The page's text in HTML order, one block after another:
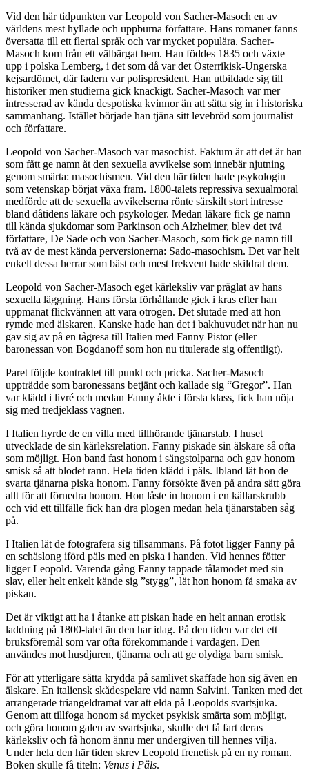
Vid den här tidpunkten var Leopold von Sacher-Masoch en av
världens mest hyllade och uppburna författare. Hans romaner fanns
översatta till ett flertal språk och var mycket populära. Sacher-
Masoch kom från ett välbärgat hem. Han föddes 1835 och växte
upp i polska Lemberg, i det som då var det Österrikisk-Ungerska
kejsardömet, där fadern var polispresident. Han utbildade sig till
historiker men studierna gick knackigt. Sacher-Masoch var mer
intresserad av kända despotiska kvinnor än att sätta sig in i historiska
sammanhang. Istället började han tjäna sitt levebröd som journalist
och författare.
Leopold von Sacher-Masoch var masochist. Faktum är att det är han
som fått ge namn åt den sexuella avvikelse som innebär njutning
genom smärta: masochismen. Vid den här tiden hade psykologin
som vetenskap börjat växa fram. 1800-talets repressiva sexualmoral
medförde att de sexuella avvikelserna rönte särskilt stort intresse
bland dåtidens läkare och psykologer. Medan läkare fick ge namn
till kända sjukdomar som Parkinson och Alzheimer, blev det två
författare, De Sade och von Sacher-Masoch, som fick ge namn till
två av de mest kända perversionerna: Sado-masochism. Det var helt
enkelt dessa herrar som bäst och mest frekvent hade skildrat dem.
Leopold von Sacher-Masoch eget kärleksliv var präglat av hans
sexuella läggning. Hans första förhållande gick i kras efter han
uppmanat flickvännen att vara otrogen. Det slutade med att hon
rymde med älskaren. Kanske hade han det i bakhuvudet när han nu
gav sig av på en tågresa till Italien med Fanny Pistor (eller
baronessan von Bogdanoff som hon nu titulerade sig offentligt).
Paret följde kontraktet till punkt och pricka. Sacher-Masoch
uppträdde som baronessans betjänt och kallade sig “Gregor”. Han
var klädd i livré och medan Fanny åkte i första klass, fick han nöja
sig med tredjeklass vagnen.
I Italien hyrde de en villa med tillhörande tjänarstab. I huset
utvecklade de sin kärleksrelation. Fanny piskade sin älskare så ofta
som möjligt. Hon band fast honom i sängstolparna och gav honom
smisk så att blodet rann. Hela tiden klädd i päls. Ibland lät hon de
svarta tjänarna piska honom. Fanny försökte även på andra sätt göra
allt för att förnedra honom. Hon låste in honom i en källarskrubb
och vid ett tillfälle fick han dra plogen medan hela tjänarstaben såg
på.
I Italien lät de fotografera sig tillsammans. På fotot ligger Fanny på
en schäslong iförd päls med en piska i handen. Vid hennes fötter
ligger Leopold. Varenda gång Fanny tappade tålamodet med sin
slav, eller helt enkelt kände sig ”stygg”, lät hon honom få smaka av
piskan.
Det är viktigt att ha i åtanke att piskan hade en helt annan erotisk
laddning på 1800-talet än den har idag. På den tiden var det ett
bruksföremål som var ofta förekommande i vardagen. Den
användes mot husdjuren, tjänarna och att ge olydiga barn smisk.
För att ytterligare sätta krydda på samlivet skaffade hon sig även en
älskare. En italiensk skådespelare vid namn Salvini. Tanken med det
arrangerade triangeldramat var att elda på Leopolds svartsjuka.
Genom att tillfoga honom så mycket psykisk smärta som möjligt,
och göra honom galen av svartsjuka, skulle det få fart deras
kärleksliv och få honom ännu mer undergiven till hennes vilja.
Under hela den här tiden skrev Leopold frenetisk på en ny roman.
Boken skulle få titeln: Venus i Päls.